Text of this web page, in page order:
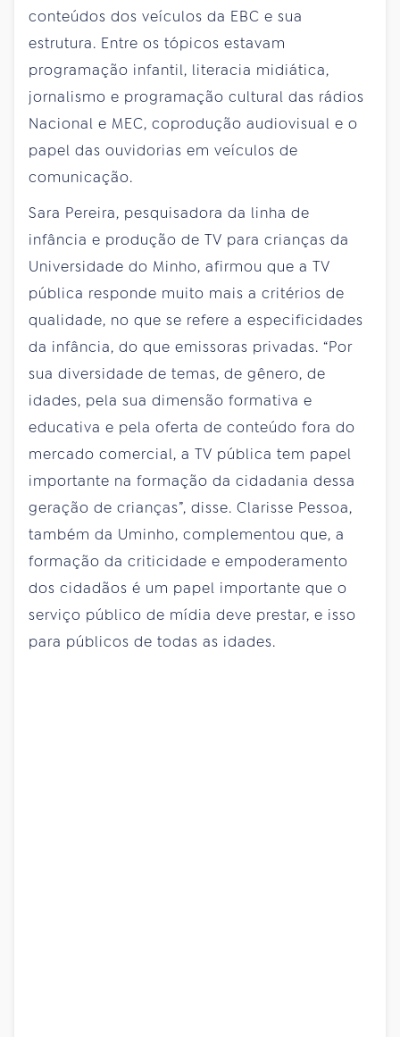
conteúdos dos veículos da EBC e sua
estrutura. Entre os tópicos estavam
programação infantil, literacia midiática,
jornalismo e programação cultural das rádios
Nacional e MEC, coprodução audiovisual e o
papel das ouvidorias em veículos de
comunicação.
Sara Pereira, pesquisadora da linha de
infância e produção de TV para crianças da
Universidade do Minho, afirmou que a TV
pública responde muito mais a critérios de
qualidade, no que se refere a especificidades
da infância, do que emissoras privadas. “Por
sua diversidade de temas, de gênero, de
idades, pela sua dimensão formativa e
educativa e pela oferta de conteúdo fora do
mercado comercial, a TV pública tem papel
importante na formação da cidadania dessa
geração de crianças”, disse. Clarisse Pessoa,
também da Uminho, complementou que, a
formação da criticidade e empoderamento
dos cidadãos é um papel importante que o
serviço público de mídia deve prestar, e isso
para públicos de todas as idades.